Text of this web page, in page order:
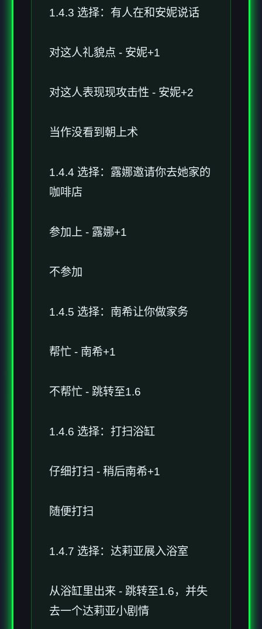
1.4.3 选择：有人在和安妮说话
对这人礼貌点 - 安妮+1
对这人表现现攻击性 - 安妮+2
当作没看到朝上术
1.4.4 选择：露娜邀请你去她家的
咖啡店
参加上 - 露娜+1
不参加
1.4.5 选择：南希让你做家务
帮忙 - 南希+1
不帮忙 - 跳转至1.6
1.4.6 选择：打扫浴缸
仔细打扫 - 稍后南希+1
随便打扫
1.4.7 选择：达莉亚展入浴室
从浴缸里出来 - 跳转至1.6，并失
去一个达莉亚小剧情